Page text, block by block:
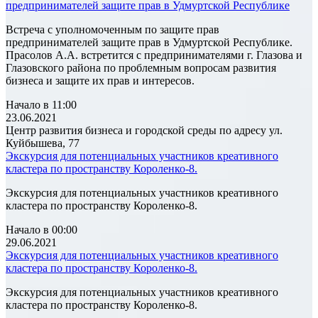
предпринимателей защите прав в Удмуртской Республике
Встреча с уполномоченным по защите прав
предпринимателей защите прав в Удмуртской Республике.
Прасолов А.А. встретится с предпринимателями г. Глазова и
Глазовского района по проблемным вопросам развития
бизнеса и защите их прав и интересов.
Начало в 11:00
23.06.2021
Центр развития бизнеса и городской среды по адресу ул.
Куйбышева, 77
Экскурсия для потенциальных участников креативного
кластера по пространству Короленко-8.
Экскурсия для потенциальных участников креативного
кластера по пространству Короленко-8.
Начало в 00:00
29.06.2021
Экскурсия для потенциальных участников креативного
кластера по пространству Короленко-8.
Экскурсия для потенциальных участников креативного
кластера по пространству Короленко-8.